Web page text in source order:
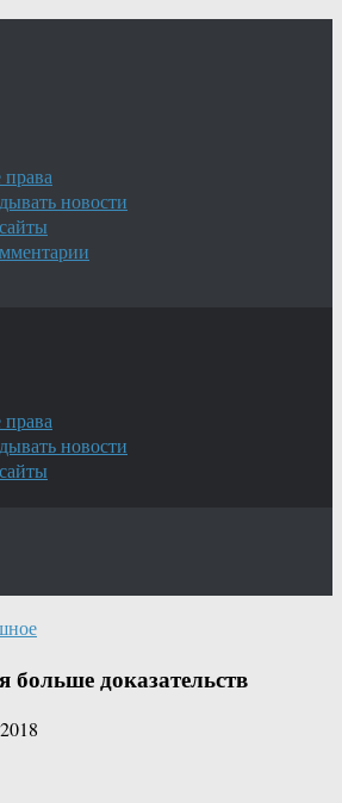
новости
новости
больше доказательств